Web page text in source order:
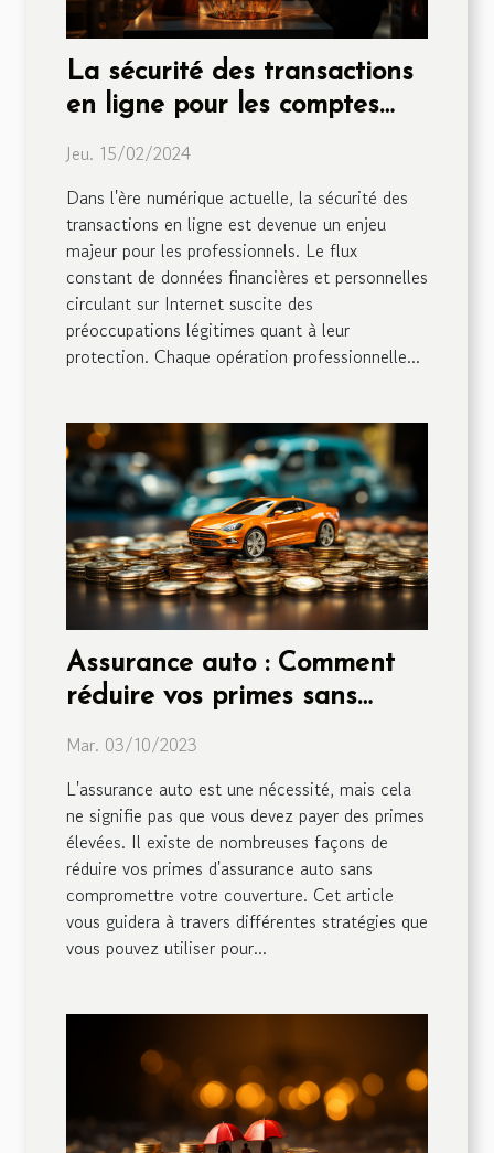
La sécurité des transactions
en ligne pour les comptes
professionnels
Jeu. 15/02/2024
Dans l'ère numérique actuelle, la sécurité des
transactions en ligne est devenue un enjeu
majeur pour les professionnels. Le flux
constant de données financières et personnelles
circulant sur Internet suscite des
préoccupations légitimes quant à leur
protection. Chaque opération professionnelle...
Assurance auto : Comment
réduire vos primes sans
Mar. 03/10/2023
L'assurance auto est une nécessité, mais cela
ne signifie pas que vous devez payer des primes
élevées. Il existe de nombreuses façons de
réduire vos primes d'assurance auto sans
compromettre votre couverture. Cet article
vous guidera à travers différentes stratégies que
vous pouvez utiliser pour...